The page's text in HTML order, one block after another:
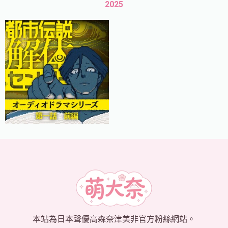
2025
本站為日本聲優高森奈津美非官方粉絲網站。